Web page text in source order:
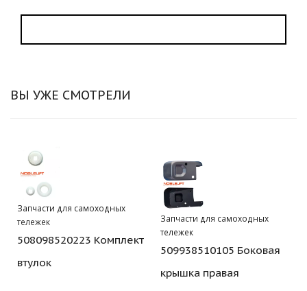
ВЫ УЖЕ СМОТРЕЛИ
Запчасти для самоходных
тележек
508098520223 Комплект
втулок
Запчасти для самоходных
тележек
509938510105 Боковая
крышка правая